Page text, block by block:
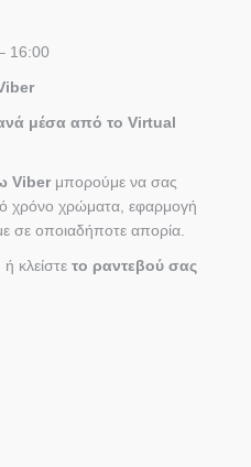
16:00
μέσα από το Virtual
Viber μπορούμε να σας
χρόνο χρώματα, εφαρμογή
σε οποιαδήποτε απορία.
ή κλείστε το ραντεβού σας